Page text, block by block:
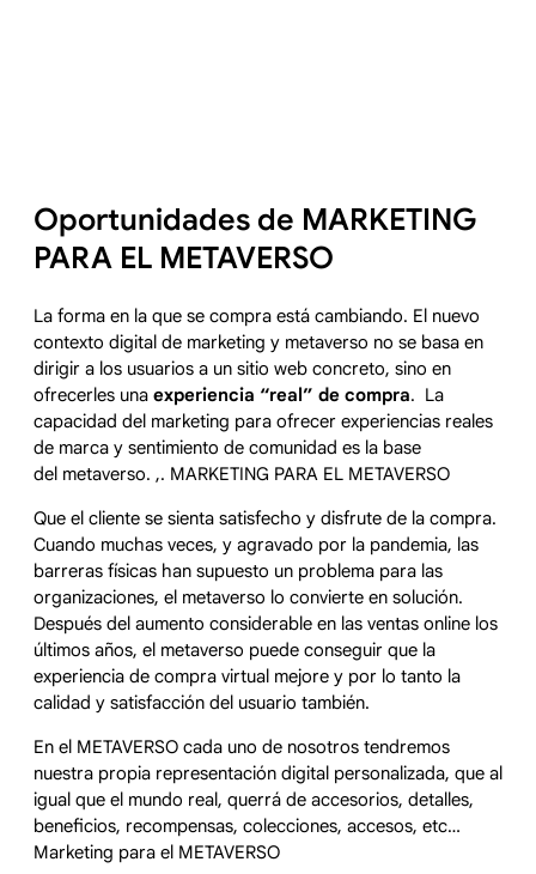
Oportunidades de MARKETING
PARA EL METAVERSO
La forma en la que se compra está cambiando. El nuevo
contexto digital de marketing y metaverso no se basa en
dirigir a los usuarios a un sitio web concreto, sino en
ofrecerles una experiencia “real” de compra. La
capacidad del marketing para ofrecer experiencias reales
de marca y sentimiento de comunidad es la base
del metaverso. ,. MARKETING PARA EL METAVERSO
Que el cliente se sienta satisfecho y disfrute de la compra.
Cuando muchas veces, y agravado por la pandemia, las
barreras físicas han supuesto un problema para las
organizaciones, el metaverso lo convierte en solución.
Después del aumento considerable en las ventas online los
últimos años, el metaverso puede conseguir que la
experiencia de compra virtual mejore y por lo tanto la
calidad y satisfacción del usuario también.
En el METAVERSO cada uno de nosotros tendremos
nuestra propia representación digital personalizada, que al
igual que el mundo real, querrá de accesorios, detalles,
beneficios, recompensas, colecciones, accesos, etc…
Marketing para el METAVERSO